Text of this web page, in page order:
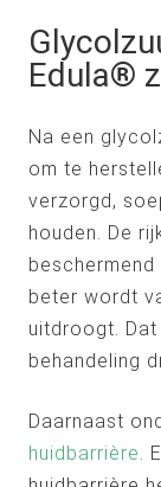
Edula®
Na een
om te
verzorgd,
houden. De
beter wordt
uitdroogt.
behandeling
Daarnaast
huidbarrière.